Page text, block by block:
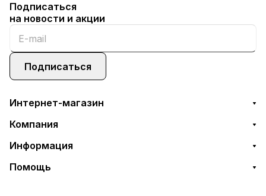
Подписаться
на новости и акции
Подписаться
Интернет-магазин
Компания
Информация
Помощь